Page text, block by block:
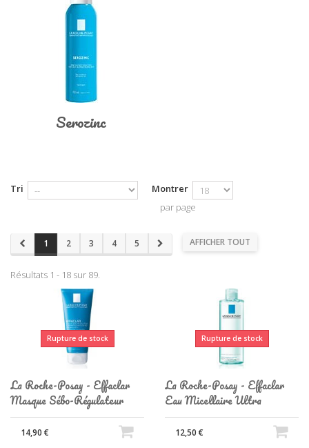
Serozinc
Tri
Montrer
par page
AFFICHER TOUT
1 2 3 4 5
Résultats 1 - 18 sur 89.
Rupture de stock
La Roche-Posay - Effaclar
Masque Sébo-Régulateur
14,90 €
Rupture de stock
La Roche-Posay - Effaclar
Eau Micellaire Ultra
12,50 €